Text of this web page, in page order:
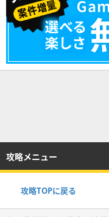
攻略メニュー
攻略TOPに戻る